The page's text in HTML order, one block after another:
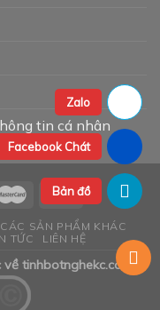
tin cá nhân
CÁC SẢN PHẨM KHÁC
TỨC LIÊN HỆ
về tinhbotnghekc.com
Zalo
Facebook Chát
Bản đồ